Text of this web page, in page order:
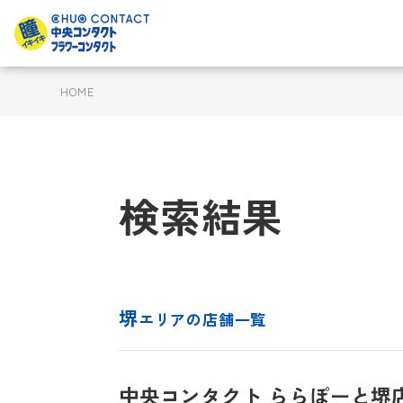
HOME
検索結果
堺エリアの店舗一覧
中央コンタクト ららぽーと堺